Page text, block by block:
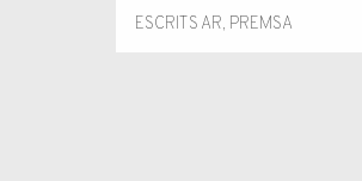
ESCRITS AR, PREMSA